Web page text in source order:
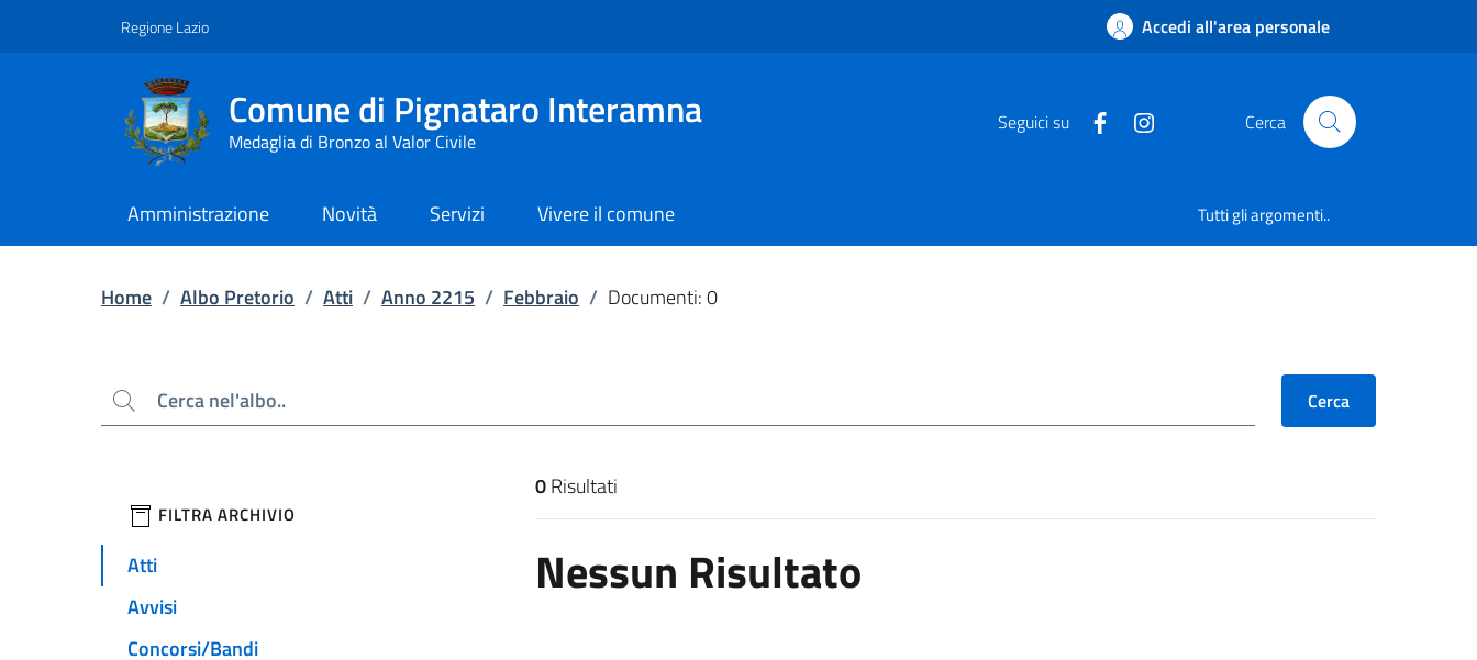
Regione Lazio Accedi all'area personale
Comune di Pignataro Interamna
Medaglia di Bronzo al Valor Civile
Seguici su Cerca
Amministrazione Novità Servizi Vivere il comune Tutti gli argomenti..
Home / Albo Pretorio / Atti / Anno 2215 / Febbraio / Documenti: 0
Cerca Cerca
filtri da applicare
FILTRA ARCHIVIO
Atti
Avvisi
Concorsi/Bandi
Risultati di ricerca
0Risultati
Nessun Risultato